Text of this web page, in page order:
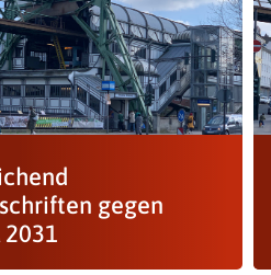
gegen
2031